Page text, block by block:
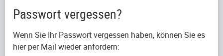
Passwort vergessen?
Wenn Sie Ihr Passwort vergessen haben, können Sie es
hier per Mail wieder anfordern: